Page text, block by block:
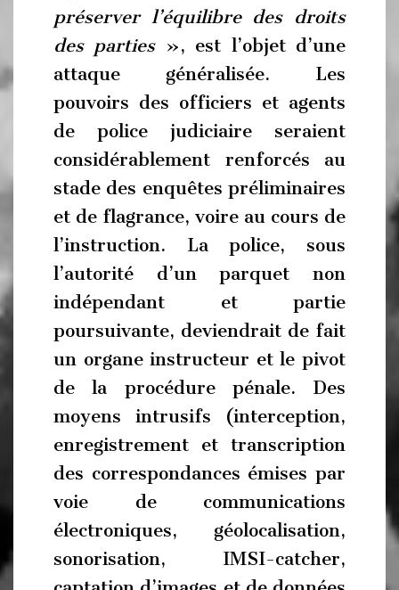
préserver l’équilibre des droits
des parties», est l’objet d’une
attaque généralisée. Les
pouvoirs des officiers et agents
de police judiciaire seraient
considérablement renforcés au
stade des enquêtes préliminaires
et de flagrance, voire au cours de
l’instruction. La police, sous
l’autorité d’un parquet non
indépendant et partie
poursuivante, deviendrait de fait
un organe instructeur et le pivot
de la procédure pénale. Des
moyens intrusifs (interception,
enregistrement et transcription
des correspondances émises par
voie de communications
électroniques, géolocalisation,
sonorisation, IMSI-catcher,